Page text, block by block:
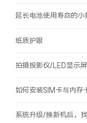
延长电池使用寿命的小
纸质护眼
拍摄投影仪/LED显示
如何安装SIM卡与内存
系统升级/换新机后，